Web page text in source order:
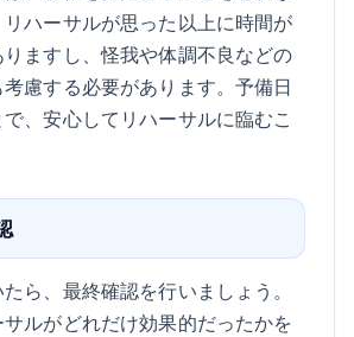
ハーサルが思った以上に時間が
ますし、怪我や体調不良などの
慮する必要があります。予備日
、安心してリハーサルに臨むこ
ら、最終確認を行いましょう。
ルがどれだけ効果的だったかを